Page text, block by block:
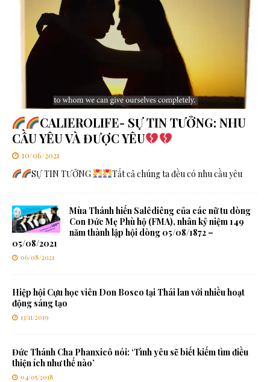
CALIEROLIFE- SỰ TIN TƯỞNG: NHU
CẦU YÊU VÀ ĐƯỢC YÊU
10/06/2021
SỰ TIN TƯỞNG Tất cả chúng ta đều có nhu cầu yêu
Mùa Thánh hiến Salêdiêng của các nữ tu dòng
Con Đức Mẹ Phù hộ (FMA), nhân kỷ niệm 149
năm thành lập hội dòng 05/08/1872 –
05/08/2021
06/08/2021
Hiệp hội Cựu học viên Don Bosco tại Thái lan với nhiều hoạt
động sáng tạo
13/11/2019
Đức Thánh Cha Phanxicô nói: ‘Tình yêu sẽ biết kiếm tìm điều
thiện ích như thế nào’
04/05/2018